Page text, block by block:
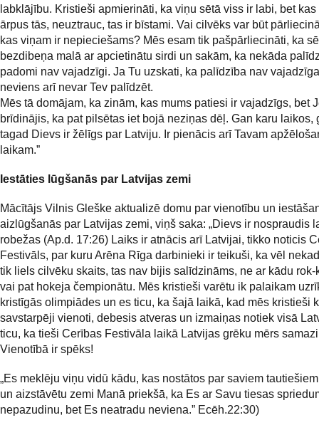
labklājību. Kristieši apmierināti, ka viņu sētā viss ir labi, bet kas
ārpus tās, neuztrauc, tas ir bīstami. Vai cilvēks var būt
kas viņam ir nepieciešams? Mēs esam tik pašpārliecināti, ka
bezdibeņa malā ar apcietinātu sirdi un sakām, ka nekāda
padomi nav vajadzīgi. Ja Tu uzskati, ka palīdzība nav
neviens arī nevar Tev palīdzēt.
Mēs tā domājam, ka zinām, kas mums patiesi ir vajadzīgs, bet
brīdinājis, ka pat pilsētas iet bojā neziņas dēļ. Gan karu laikos,
tagad Dievs ir žēlīgs par Latviju. Ir pienācis arī Tavam
laikam.”
Iestāties lūgšanās par Latvijas zemi
Mācītājs Vilnis Gleške aktualizē domu par vienotību un
aizlūgšanās par Latvijas zemi, viņš saka: „Dievs ir nospraudis
robežas (Ap.d. 17:26) Laiks ir atnācis arī Latvijai, tikko noticis
Festivāls, par kuru Arēna Rīga darbinieki ir teikuši, ka vēl
tik liels cilvēku skaits, tas nav bijis salīdzināms, ne ar kādu rok-
vai pat hokeja čempionātu. Mēs kristieši varētu ik palaikam
kristīgās olimpiādes un es ticu, ka šajā laikā, kad mēs kristieši
savstarpēji vienoti, debesis atveras un izmaiņas notiek visā
ticu, ka tieši Cerības Festivāla laikā Latvijas grēku mērs
Vienotībā ir spēks!
„Es meklēju viņu vidū kādu, kas nostātos par saviem
un aizstāvētu zemi Manā priekšā, ka Es ar Savu tiesas
nepazudinu, bet Es neatradu neviena.” Ecēh.22:30)